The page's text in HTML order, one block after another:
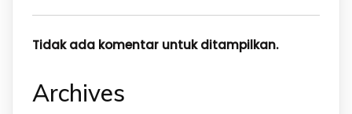
Tidak ada komentar untuk ditampilkan.
Archives